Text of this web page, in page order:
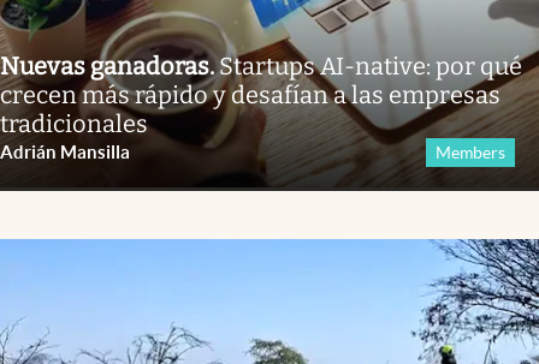
Nuevas ganadoras.Startups AI-native: por qué
crecen más rápido y desafían a las empresas
tradicionales
Adrián Mansilla Members